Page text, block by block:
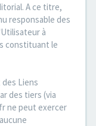
A ce titre,
responsable des
à
constituant le
des Liens
des tiers (via
ne peut exercer